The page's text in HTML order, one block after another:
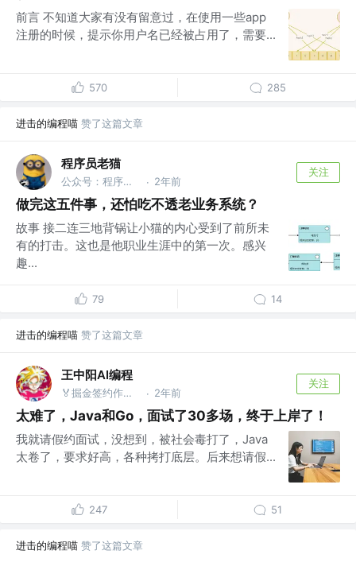
前言 不知道大家有没有留意过，在使用一些app
注册的时候，提示你用户名已经被占用了，需要...
570 285
进击的编程喵 赞了这篇文章
程序员老猫
公众号：程序员老猫 · 2年前
关注
做完这五件事，还怕吃不透老业务系统？
故事 接二连三地背锅让小猫的内心受到了前所未
有的打击。这也是他职业生涯中的第一次。感兴
趣...
79 14
进击的编程喵 赞了这篇文章
王中阳AI编程
🏅掘金签约作者 @后端就业陪跑训练营 · 2年前
关注
太难了，Java和Go，面试了30多场，终于上岸了！
我就请假约面试，没想到，被社会毒打了，Java
太卷了，要求好高，各种拷打底层。后来想请假...
247 51
进击的编程喵 赞了这篇文章